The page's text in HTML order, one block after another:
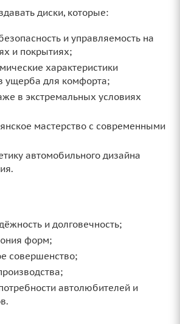
диски, которые:
и управляемость на
и покрытиях;
характеристики
ущерба для комфорта;
в экстремальных условиях
мастерство с современными
автомобильного дизайна
и долговечность;
форм;
совершенство;
автолюбителей и